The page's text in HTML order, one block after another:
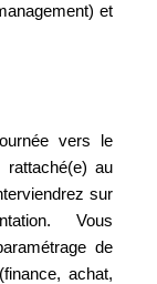
et
vers le
rattaché(e) au
sur
Vous
de
achat,